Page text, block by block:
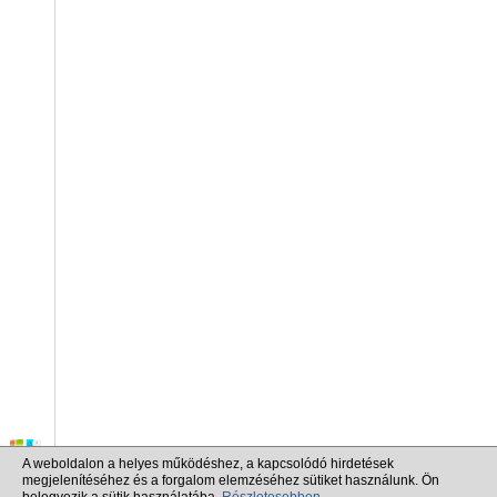
A weboldalon a helyes működéshez, a kapcsolódó hirdetések
megjelenítéséhez és a forgalom elemzéséhez sütiket használunk. Ön